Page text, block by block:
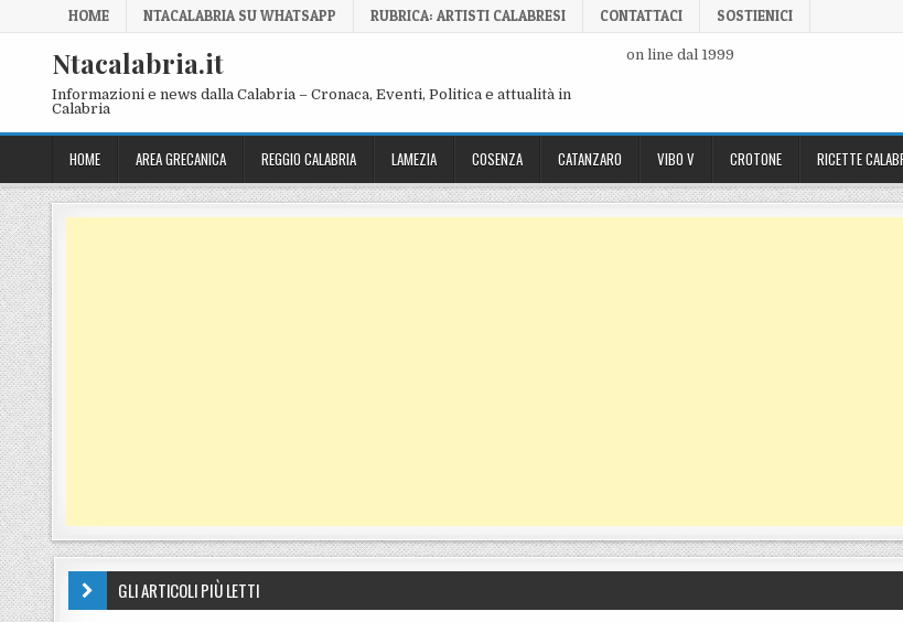
Skip to content
HOME NTACALABRIA SU WHATSAPP RUBRICA: ARTISTI CALABRESI CONTATTACI SOSTIENICI
Ntacalabria.it
Informazioni e news dalla Calabria – Cronaca, Eventi, Politica e attualità in
Calabria
on line dal 1999
HOME AREA GRECANICA REGGIO CALABRIA LAMEZIA COSENZA CATANZARO VIBO V CROTONE RICETTE
GLI ARTICOLI PIÙ LETTI